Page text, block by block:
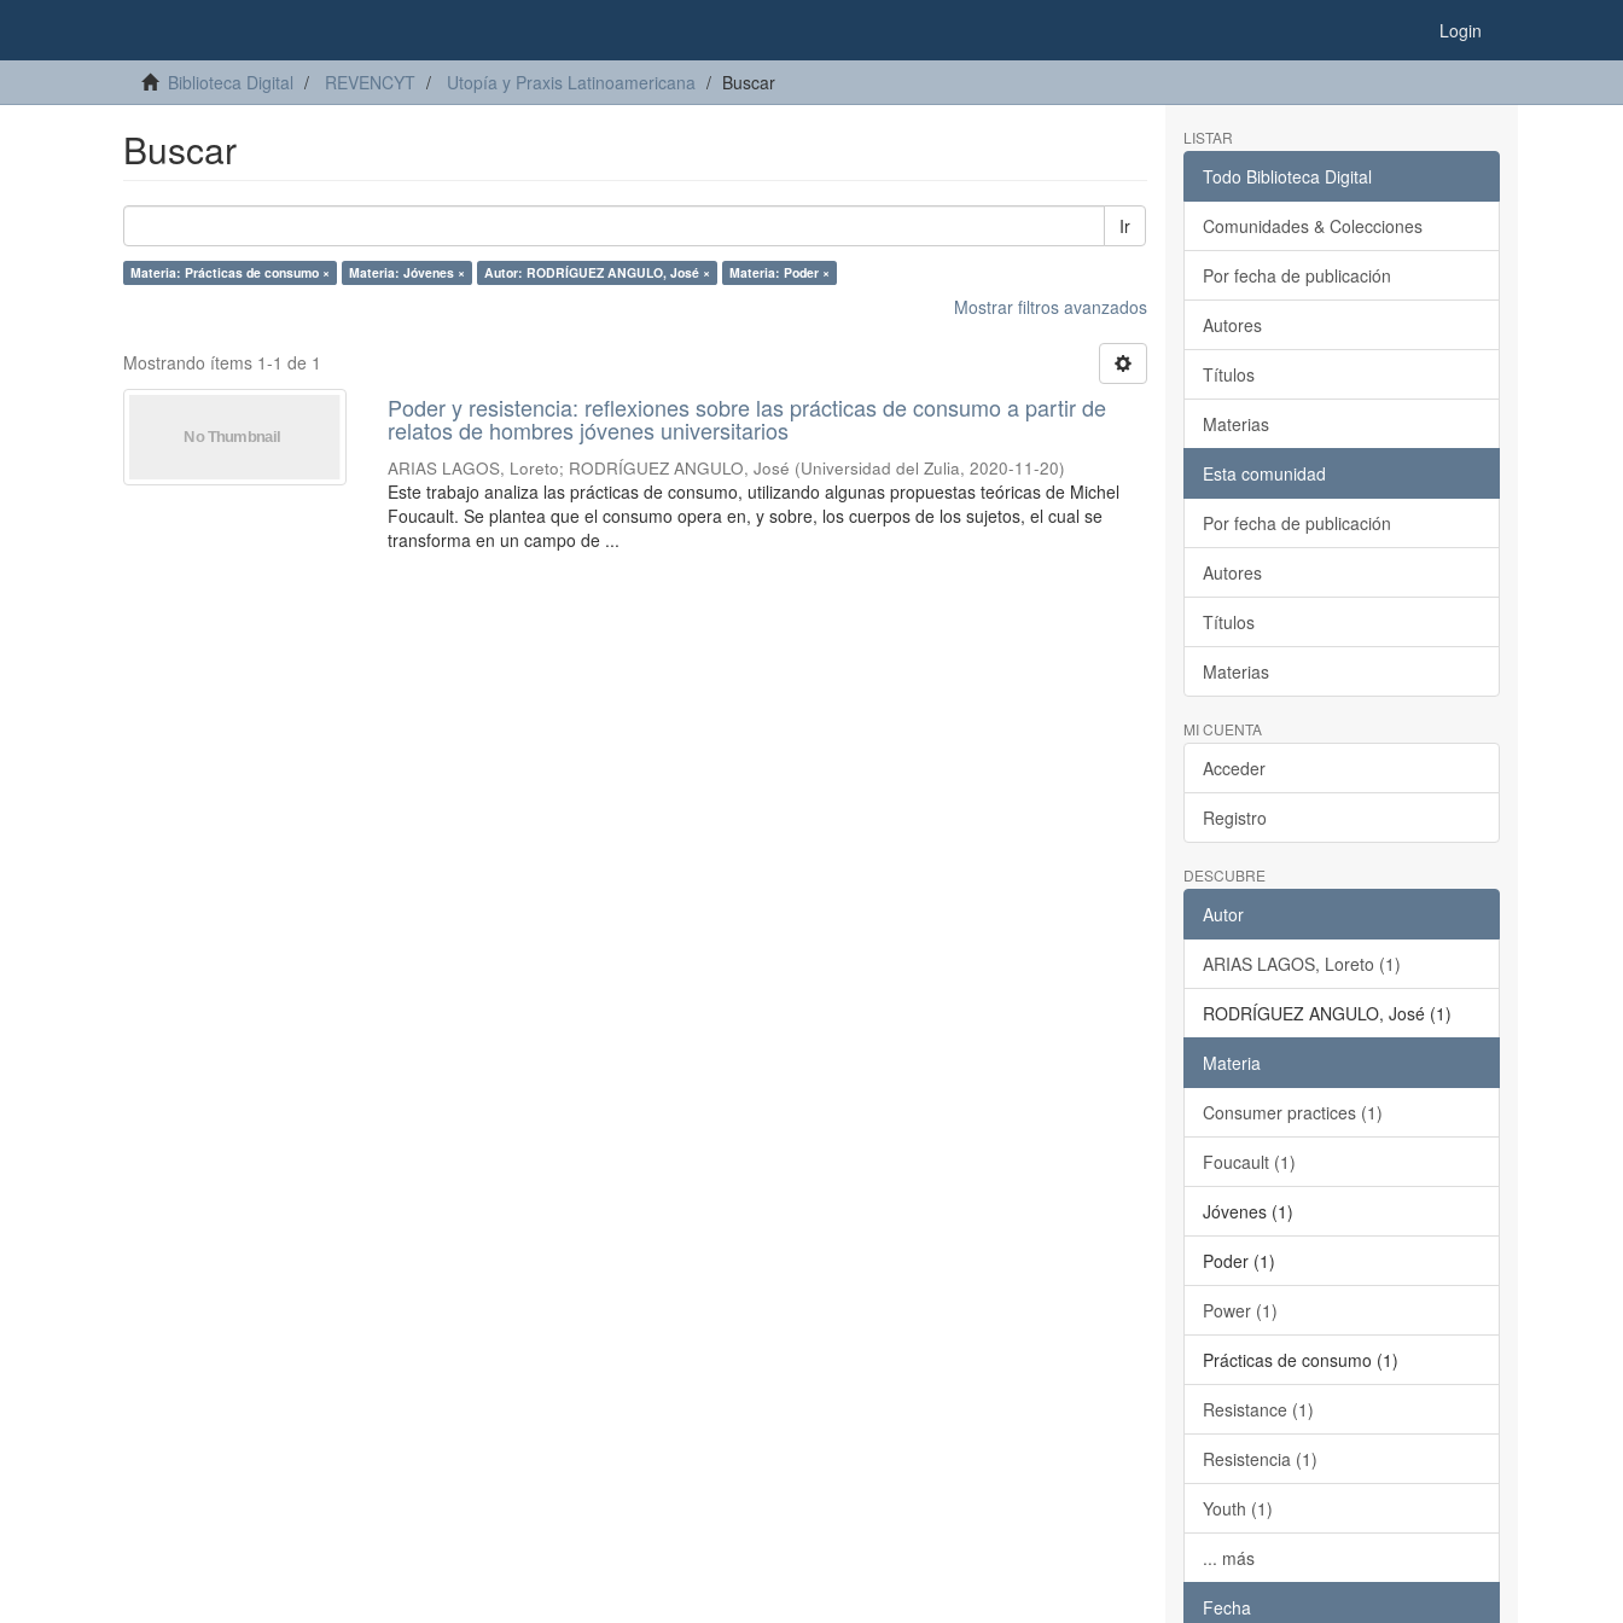
Login
Biblioteca Digital REVENCYT Utopía y Praxis Latinoamericana Buscar
Buscar
Ir
Materia: Prácticas de consumo × Materia: Jóvenes × Autor: RODRÍGUEZ ANGULO, José × Materia: Poder ×
Mostrar filtros avanzados
Mostrando ítems 1-1 de 1
Poder y resistencia: reflexiones sobre las prácticas de consumo a partir de
relatos de hombres jóvenes universitarios
ARIAS LAGOS, Loreto; RODRÍGUEZ ANGULO, José (Universidad del Zulia,2020-11-20)
Este trabajo analiza las prácticas de consumo, utilizando algunas propuestas teóricas de Michel
Foucault. Se plantea que el consumo opera en, y sobre, los cuerpos de los sujetos, el cual se
transforma en un campo de ...
LISTAR
Todo Biblioteca Digital
Comunidades & Colecciones
Por fecha de publicación
Autores
Títulos
Materias
Esta comunidad
Por fecha de publicación
Autores
Títulos
Materias
MI CUENTA
Acceder
Registro
DESCUBRE
Autor
ARIAS LAGOS, Loreto (1)
RODRÍGUEZ ANGULO, José (1)
Materia
Consumer practices (1)
Foucault (1)
Jóvenes (1)
Poder (1)
Power (1)
Prácticas de consumo (1)
Resistance (1)
Resistencia (1)
Youth (1)
... más
Fecha